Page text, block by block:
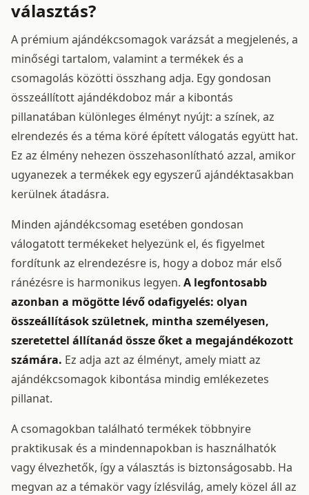
választás?
A prémium ajándékcsomagok varázsát a megjelenés, a
minőségi tartalom, valamint a termékek és a
csomagolás közötti összhang adja. Egy gondosan
összeállított ajándékdoboz már a kibontás
pillanatában különleges élményt nyújt: a színek, az
elrendezés és a téma köré épített válogatás együtt hat.
Ez az élmény nehezen összehasonlítható azzal, amikor
ugyanezek a termékek egy egyszerű ajándéktasakban
kerülnek átadásra.
Minden ajándékcsomag esetében gondosan
válogatott termékeket helyezünk el, és figyelmet
fordítunk az elrendezésre is, hogy a doboz már első
ránézésre is harmonikus legyen. A legfontosabb
azonban a mögötte lévő odafigyelés: olyan
összeállítások születnek, mintha személyesen,
szeretettel állítanád össze őket a megajándékozott
számára. Ez adja azt az élményt, amely miatt az
ajándékcsomagok kibontása mindig emlékezetes
pillanat.
A csomagokban található termékek többnyire
praktikusak és a mindennapokban is használhatók
vagy élvezhetők, így a választás is biztonságosabb. Ha
megvan az a témakör vagy ízlésvilág, amely közel áll az